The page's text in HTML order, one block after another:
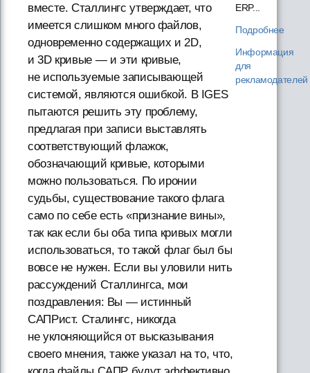
вместе. Сталлингс утверждает, что
имеется слишком много файлов,
одновременно содержащих и 2D,
и 3D кривые — и эти кривые,
не используемые записывающей
системой, являются ошибкой. В IGES
пытаются решить эту проблему,
предлагая при записи выставлять
соответствующий флажок,
обозначающий кривые, которыми
можно пользоваться. По иронии
судьбы, существование такого флага
само по себе есть «признание вины»,
так как если бы оба типа кривых могли
использоваться, то такой флаг был бы
вовсе не нужен. Если вы уловили нить
рассуждений Сталлингса, мои
поздравления: Вы — истинный
САПРист. Сталингс, никогда
не уклоняющийся от высказывания
своего мнения, также указал на то, что,
ERP...
Подробнее
Информация
для
рекламодателей